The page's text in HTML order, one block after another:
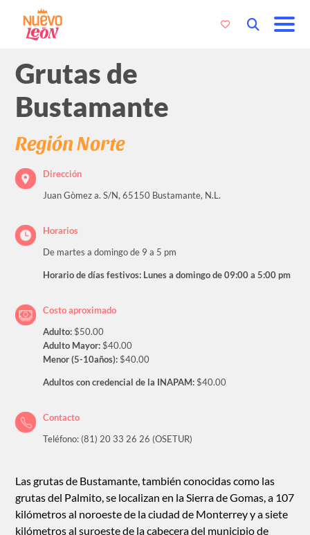
Grutas de
Bustamante
Región Norte
Dirección
Juan Gòmez a. S/N, 65150 Bustamante, N.L.
Horarios
De martes a domingo de 9 a 5 pm
Horario de días festivos: Lunes a domingo de 09:00 a 5:00 pm
Costo aproximado
Adulto: $50.00
Adulto Mayor: $40.00
Menor (5-10años): $40.00
Adultos con credencial de la INAPAM: $40.00
Contacto
Teléfono: (81) 20 33 26 26 (OSETUR)
Las grutas de Bustamante, también conocidas como las
grutas del Palmito, se localizan en la Sierra de Gomas, a 107
kilómetros al noroeste de la ciudad de Monterrey y a siete
kilómetros al suroeste de la cabecera del municipio de